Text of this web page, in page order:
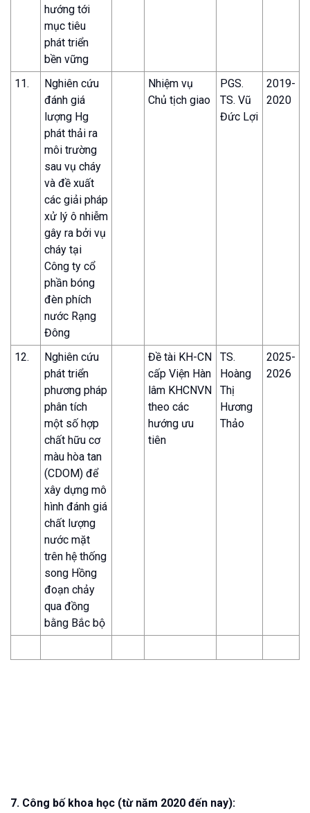
hướng tới
mục tiêu
phát triển
bền vững
11.
Nghiên cứu
đánh giá
lượng Hg
phát thải ra
môi trường
sau vụ cháy
và đề xuất
các giải pháp
xử lý ô nhiễm
gây ra bởi vụ
cháy tại
Công ty cổ
phần bóng
đèn phích
nước Rạng
Đông
Nhiệm vụ
Chủ tịch giao
PGS.
TS. Vũ
Đức Lợi
2019-
2020
12.
Nghiên cứu
phát triển
phương pháp
phân tích
một số hợp
chất hữu cơ
màu hòa tan
(CDOM) để
xây dựng mô
hình đánh giá
chất lượng
nước mặt
trên hệ thống
song Hồng
đoạn chảy
qua đồng
bằng Bắc bộ
Đề tài KH-CN
cấp Viện Hàn
lâm KHCNVN
theo các
hướng ưu
tiên
TS.
Hoàng
Thị
Hương
Thảo
2025-
2026
7. Công bố khoa học (từ năm 2020 đến nay):